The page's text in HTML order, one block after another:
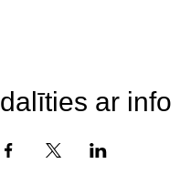
dalīties ar info